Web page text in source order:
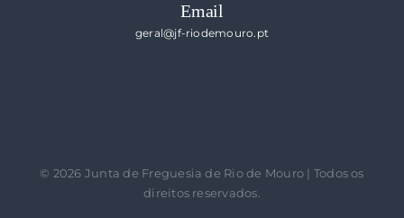
Email
geral@jf-riodemouro.pt
© 2026 Junta de Freguesia de Rio de Mouro | Todos os
direitos reservados.